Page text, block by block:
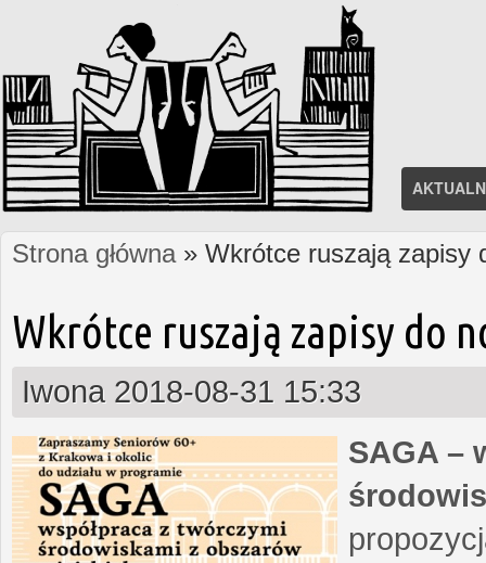
Jesteś tutaj
Strona główna» Wkrótce ruszają zapisy
Wkrótce ruszają zapisy do
Iwona 2018-08-31 15:33
SAGA –